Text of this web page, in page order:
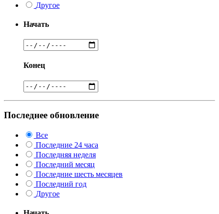
Другое
Начать
Конец
Последнее обновление
Все
Последние 24 часа
Последняя неделя
Последний месяц
Последние шесть месяцев
Последний год
Другое